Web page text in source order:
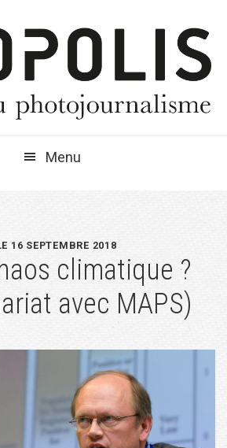
Menu
16 SEPTEMBRE 2018
climatique ?
avec MAPS)